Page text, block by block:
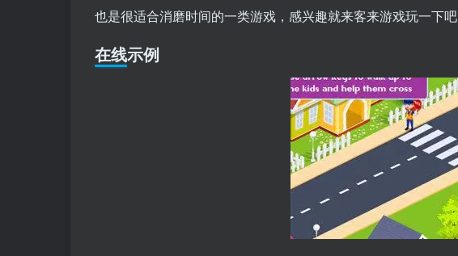
也是很适合消磨时间的一类游戏，感兴趣就来客来游戏玩一下吧
在线示例